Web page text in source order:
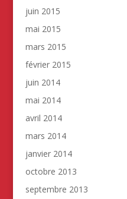
juin 2015
mai 2015
mars 2015
février 2015
juin 2014
mai 2014
avril 2014
mars 2014
janvier 2014
octobre 2013
septembre 2013